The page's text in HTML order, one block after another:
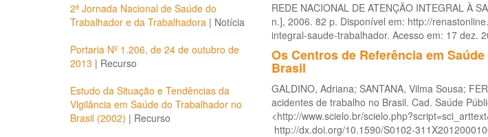
2ª Jornada Nacional de Saúde do
Trabalhador e da Trabalhadora | Notícia
Portaria Nº 1.206, de 24 de outubro de
2013 | Recurso
Estudo da Situação e Tendências da
Vigilância em Saúde do Trabalhador no
Brasil (2002) | Recurso
REDE NACIONAL DE ATENÇÃO INTEGRAL À
n.], 2006. 82 p. Disponível em: http://
integral-saude-trabalhador. Acesso em: 17 dez.
Os Centros de Referência em
Brasil
GALDINO, Adriana; SANTANA, Vilma Sousa;
acidentes de trabalho no Brasil. Cad. Saúde
<http://www.scielo.br/
http://dx.doi.org/10.1590/S0102-